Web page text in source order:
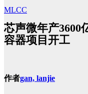
MLCC
芯声微年产3600
容器项目开工
作者gan, lanjie